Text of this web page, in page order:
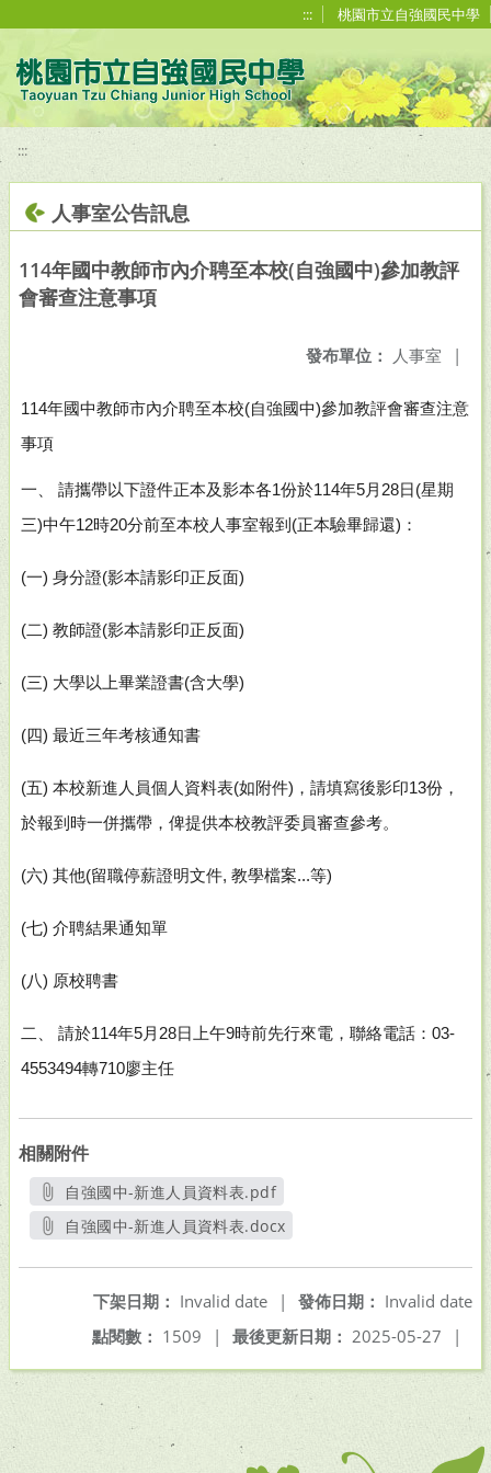
::: 桃園市立自強國民中學
:::
人事室公告訊息
114年國中教師市內介聘至本校(自強國中)參加教評
會審查注意事項
發布單位： 人事室 |
114年國中教師市內介聘至本校(自強國中)參加教評會審查注意
事項
一、 請攜帶以下證件正本及影本各1份於114年5月 28日 (星期
三)中午12時20分前至本校人事室報到 (正本驗畢歸還) ：
(一) 身分證(影本請影印正反面)
(二) 教師證(影本請影印正反面)
(三) 大學以上畢業證書(含大學)
(四) 最近三年考核通知書
(五) 本校新進人員個人資料表(如附件) ，請填寫後影印13份，
於報到時一併攜帶，俾提供本校教評委員審查參考。
(六) 其他(留職停薪證明文件, 教學檔案...等)
(七) 介聘結果通知單
(八) 原校聘書
二、 請於114年5月 28日上午9時前先行來電，聯絡電話： 03-
4553494轉710廖主任
相關附件
自強國中-新進人員資料表.pdf
另開新視窗
自強國中-新進人員資料表.docx
發佈日期： Invalid date
下架日期： Invalid date
|
最後更新日期： 2025-05-27 |
點閱數： 1509 |